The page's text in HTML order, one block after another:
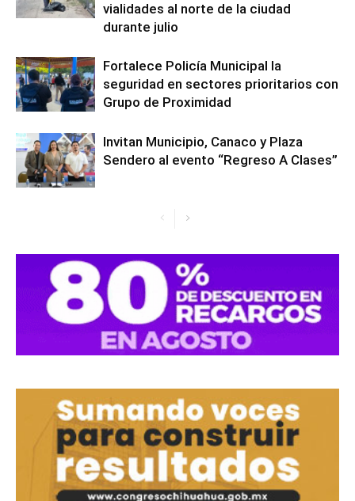
vialidades al norte de la ciudad
durante julio
Fortalece Policía Municipal la
seguridad en sectores prioritarios con
Grupo de Proximidad
Invitan Municipio, Canaco y Plaza
Sendero al evento “Regreso A Clases”